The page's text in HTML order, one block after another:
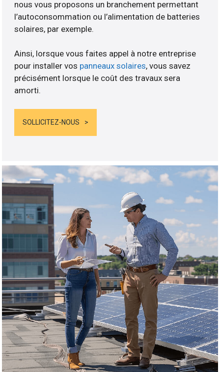
nous vous proposons un branchement permettant
l’autoconsommation ou l’alimentation de batteries
solaires, par exemple.
Ainsi, lorsque vous faites appel à notre entreprise
pour installer vos panneaux solaires, vous savez
précisément lorsque le coût des travaux sera
amorti.
SOLLICITEZ-NOUS